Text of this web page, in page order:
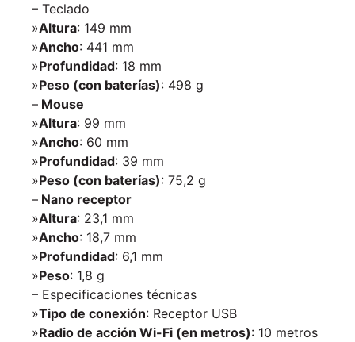
– Teclado
»Altura: 149 mm
»Ancho: 441 mm
»Profundidad: 18 mm
»Peso (con baterías): 498 g
– Mouse
»Altura: 99 mm
»Ancho: 60 mm
»Profundidad: 39 mm
»Peso (con baterías): 75,2 g
– Nano receptor
»Altura: 23,1 mm
»Ancho: 18,7 mm
»Profundidad: 6,1 mm
»Peso: 1,8 g
– Especificaciones técnicas
»Tipo de conexión: Receptor USB
»Radio de acción Wi-Fi (en metros): 10 metros